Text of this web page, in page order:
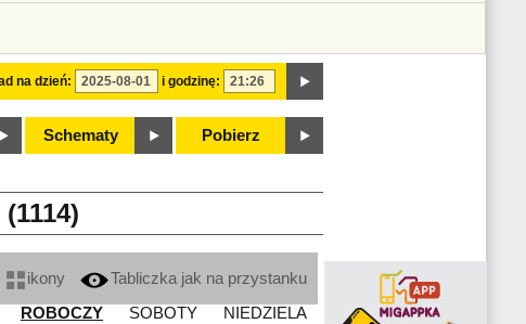
na dzień: i godzinę:
Schematy Pobierz
ikony
Tabliczka jak na przystanku
ROBOCZY
SOBOTY
NIEDZIELA